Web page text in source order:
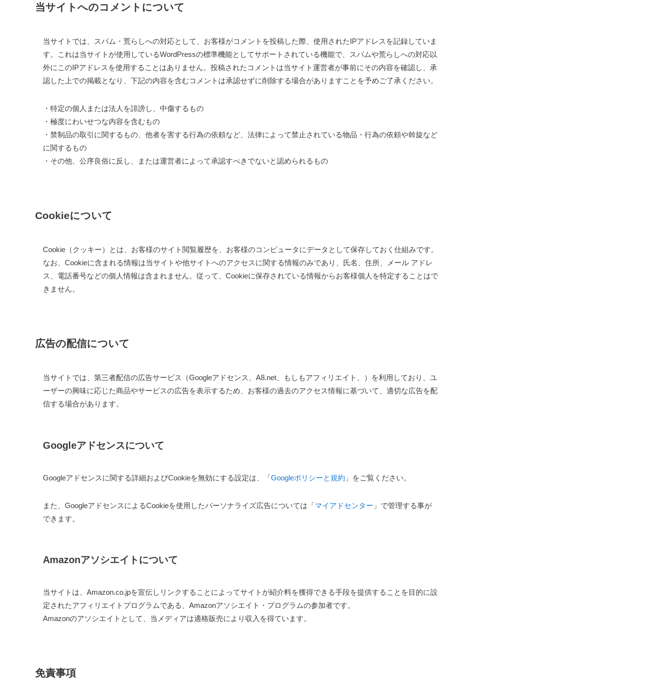
当サイトへのコメントについて
当サイトでは、スパム・荒らしへの対応として、お客様がコメントを投稿した際、使用されたIPアドレスを記録していま
す。これは当サイトが使用しているWordPressの標準機能としてサポートされている機能で、スパムや荒らしへの対応以
外にこのIPアドレスを使用することはありません。投稿されたコメントは当サイト運営者が事前にその内容を確認し、承
認した上での掲載となり、下記の内容を含むコメントは承認せずに削除する場合がありますことを予めご了承ください。
・特定の個人または法人を誹謗し、中傷するもの
・極度にわいせつな内容を含むもの
・禁制品の取引に関するもの、他者を害する行為の依頼など、法律によって禁止されている物品・行為の依頼や斡旋など
に関するもの
・その他、公序良俗に反し、または運営者によって承認すべきでないと認められるもの
Cookieについて
Cookie（クッキー）とは、お客様のサイト閲覧履歴を、お客様のコンピュータにデータとして保存しておく仕組みです。
なお、Cookieに含まれる情報は当サイトや他サイトへのアクセスに関する情報のみであり、氏名、住所、メール アドレ
ス、電話番号などの個人情報は含まれません。従って、Cookieに保存されている情報からお客様個人を特定することはで
きません。
広告の配信について
当サイトでは、第三者配信の広告サービス（Googleアドセンス、A8.net、もしもアフィリエイト、）を利用しており、ユ
ーザーの興味に応じた商品やサービスの広告を表示するため、お客様の過去のアクセス情報に基づいて、適切な広告を配
信する場合があります。
Googleアドセンスについて
Googleアドセンスに関する詳細およびCookieを無効にする設定は、「Googleポリシーと規約 」をご覧ください。
また、GoogleアドセンスによるCookieを使用したパーソナライズ広告については「マイアドセンター 」で管理する事が
できます。
Amazonアソシエイトについて
当サイトは、Amazon.co.jpを宣伝しリンクすることによってサイトが紹介料を獲得できる手段を提供することを目的に設
定されたアフィリエイトプログラムである、Amazonアソシエイト・プログラムの参加者です。
Amazonのアソシエイトとして、当メディアは適格販売により収入を得ています。
免責事項